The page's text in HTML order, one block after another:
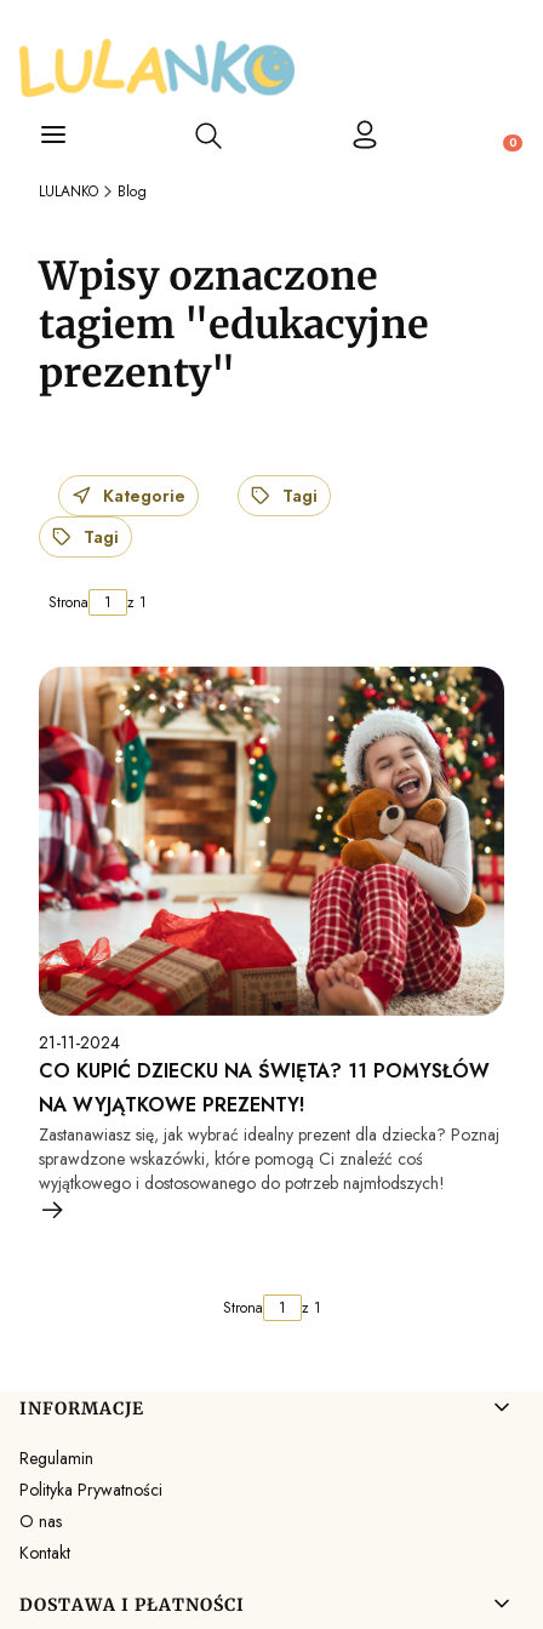
Otwórz wyszukiwarkę
LULANKO Blog
Wpisy oznaczone
tagiem "edukacyjne
prezenty"
Kategorie
Tagi
Tagi
Strona z 1
21-11-2024
CO KUPIĆ DZIECKU NA ŚWIĘTA? 11 POMYSŁÓW
NA WYJĄTKOWE PREZENTY!
Zastanawiasz się, jak wybrać idealny prezent dla dziecka? Poznaj
sprawdzone wskazówki, które pomogą Ci znaleźć coś
wyjątkowego i dostosowanego do potrzeb najmłodszych!
Strona z 1
Linki w stopce
INFORMACJE
Regulamin
Polityka Prywatności
O nas
Kontakt
DOSTAWA I PŁATNOŚCI